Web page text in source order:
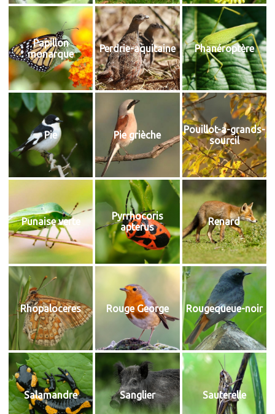
Papillon
monarque
Perdrie-aquitaine Phanéroptère
Pie Pie grièche
Pouillot-a-grands-
sourcil
Punaise verte
Pyrrhocoris
apterus
Renard
Rhopaloceres Rouge George Rougequeue-noir
Salamandre Sanglier Sauterelle